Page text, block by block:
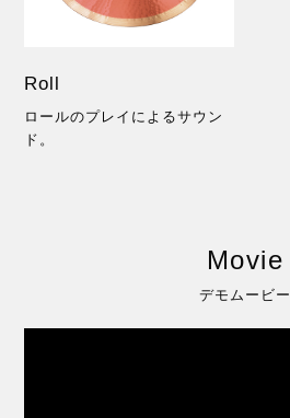
Roll
ロールのプレイによるサウン
ド。
Movie
デモムービー